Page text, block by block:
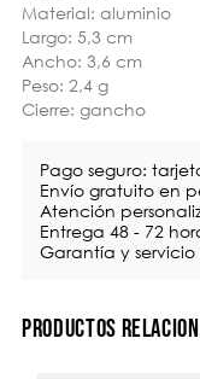
Material: aluminio
Largo: 5,3 cm
Ancho: 3,6 cm
Peso: 2,4 g
Cierre: gancho
Pago seguro:
Envío gratuito en
Atención
Entrega 48 - 72
Garantía y
PRODUCTOS